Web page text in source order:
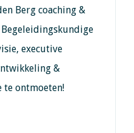
Berg coaching &
executive
&
te ontmoeten!